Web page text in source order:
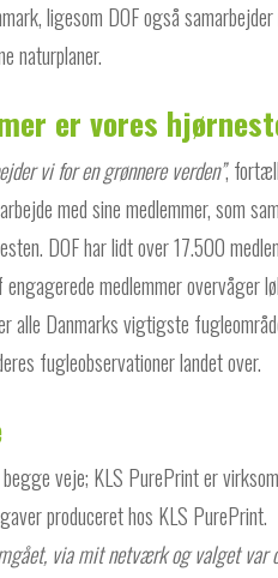
ligesom DOF også samarbejder
naturplaner.
er vores
vi for en grønnere verden”,
med sine medlemmer, som
DOF har lidt over 17.500
medlemmer overvåger
Danmarks vigtigste
fugleobservationer landet over.
veje; KLS PurePrint er
produceret hos KLS PurePrint.
via mit netværk og valget var